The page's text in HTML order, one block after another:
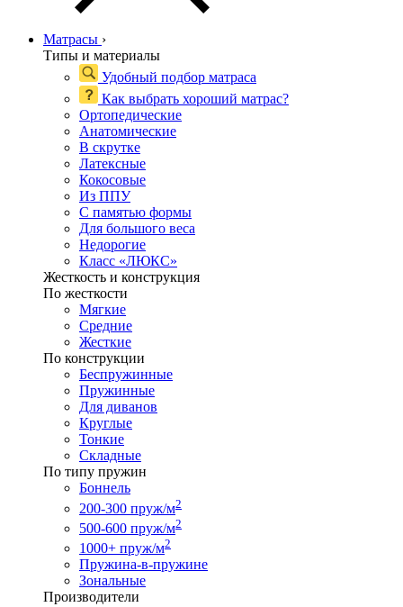
Матрасы ›
Типы и материалы
Удобный подбор матраса
Как выбрать хороший матрас?
Ортопедические
Анатомические
В скрутке
Латексные
Кокосовые
Из ППУ
С памятью формы
Для большого веса
Недорогие
Класс «ЛЮКС»
Жесткость и конструкция
По жесткости
Мягкие
Средние
Жесткие
По конструкции
Беспружинные
Пружинные
Для диванов
Круглые
Тонкие
Складные
По типу пружин
Боннель
200-300 пруж/м2
500-600 пруж/м2
1000+ пруж/м2
Пружина-в-пружине
Зональные
Производители